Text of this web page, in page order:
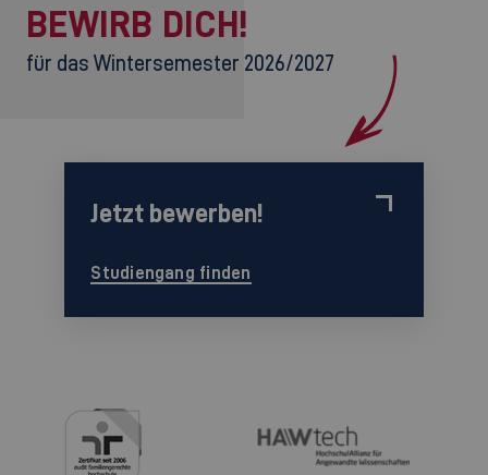
BEWIRB DICH!
für das Wintersemester 2026/2027
Jetzt bewerben!
Studiengang finden